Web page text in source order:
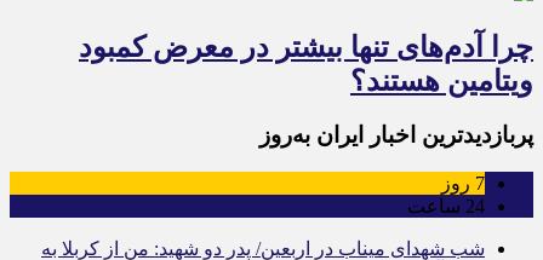
چرا آدم‌های تنها بیشتر در معرض کمبود
ویتامین هستند؟
پربازدیدترین اخبار ایران به‌روز
7 روز
24 ساعت
شب شهدای میناب در اربعین/ پدر دو شهید: من از کربلا به